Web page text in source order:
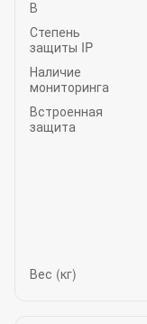
В
Степень
защиты IP
Наличие
мониторинга
Встроенная
защита
Вес (кг)